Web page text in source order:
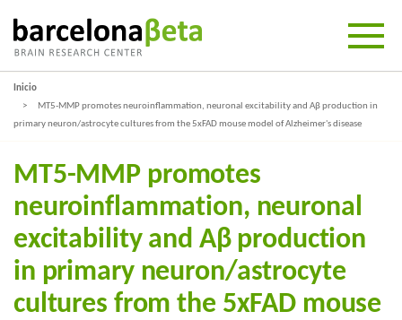
Inicio
MT5-MMP promotes neuroinflammation, neuronal excitability and Aβ production in
primary neuron/astrocyte cultures from the 5xFAD mouse model of Alzheimer's disease
MT5-MMP promotes
neuroinflammation, neuronal
excitability and Aβ production
in primary neuron/astrocyte
cultures from the 5xFAD mouse